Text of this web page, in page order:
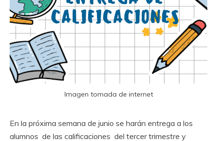
Imagen tomada de internet
En la próxima semana de junio se harán entrega a los
alumnos de las calificaciones del tercer trimestre y